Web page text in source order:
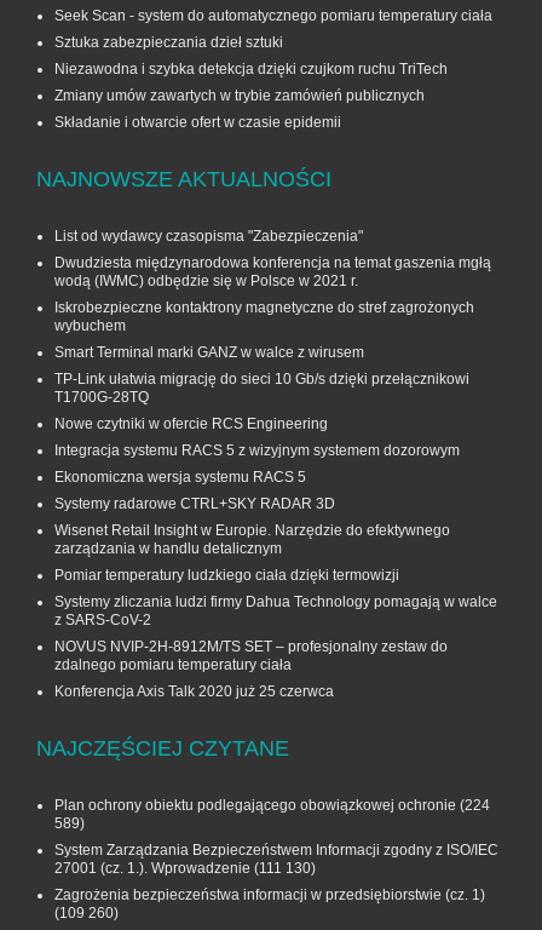
Seek Scan - system do automatycznego pomiaru temperatury ciała
Sztuka zabezpieczania dzieł sztuki
Niezawodna i szybka detekcja dzięki czujkom ruchu TriTech
Zmiany umów zawartych w trybie zamówień publicznych
Składanie i otwarcie ofert w czasie epidemii
NAJNOWSZE AKTUALNOŚCI
List od wydawcy czasopisma "Zabezpieczenia"
Dwudziesta międzynarodowa konferencja na temat gaszenia mgłą
wodą (IWMC) odbędzie się w Polsce w 2021 r.
Iskrobezpieczne kontaktrony magnetyczne do stref zagrożonych
wybuchem
Smart Terminal marki GANZ w walce z wirusem
TP-Link ułatwia migrację do sieci 10 Gb/s dzięki przełącznikowi
T1700G‑28TQ
Nowe czytniki w ofercie RCS Engineering
Integracja systemu RACS 5 z wizyjnym systemem dozorowym
Ekonomiczna wersja systemu RACS 5
Systemy radarowe CTRL+SKY RADAR 3D
Wisenet Retail Insight w Europie. Narzędzie do efektywnego
zarządzania w handlu detalicznym
Pomiar temperatury ludzkiego ciała dzięki termowizji
Systemy zliczania ludzi firmy Dahua Technology pomagają w walce
z SARS-CoV-2
NOVUS NVIP-2H-8912M/TS SET – profesjonalny zestaw do
zdalnego pomiaru temperatury ciała
Konferencja Axis Talk 2020 już 25 czerwca
NAJCZĘŚCIEJ CZYTANE
Plan ochrony obiektu podlegającego obowiązkowej ochronie (224
589)
System Zarządzania Bezpieczeństwem Informacji zgodny z ISO/IEC
27001 (cz. 1.). Wprowadzenie (111 130)
Zagrożenia bezpieczeństwa informacji w przedsiębiorstwie (cz. 1)
(109 260)